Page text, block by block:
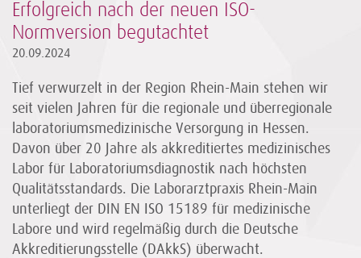
Erfolgreich nach der neuen ISO-
Normversion begutachtet
20.09.2024
Tief verwurzelt in der Region Rhein-Main stehen wir
seit vielen Jahren für die regionale und überregionale
laboratoriumsmedizinische Versorgung in Hessen.
Davon über 20 Jahre als akkreditiertes medizinisches
Labor für Laboratoriumsdiagnostik nach höchsten
Qualitätsstandards. Die Laborarztpraxis Rhein-Main
unterliegt der DIN EN ISO 15189 für medizinische
Labore und wird regelmäßig durch die Deutsche
Akkreditierungsstelle (DAkkS) überwacht.